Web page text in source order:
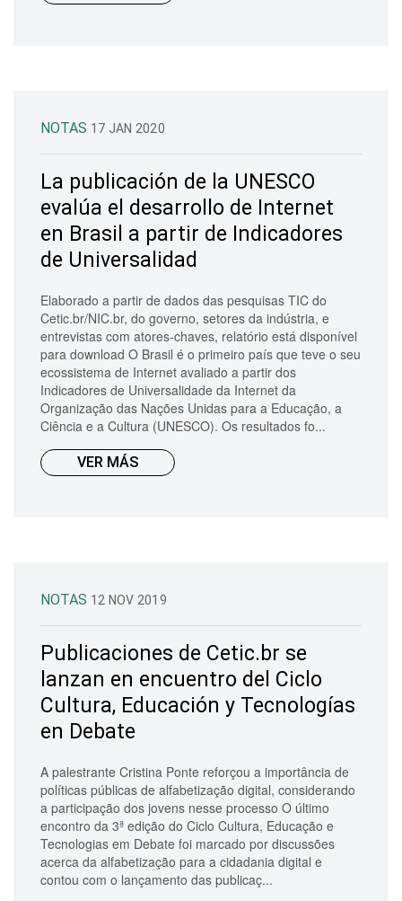
NOTAS 17 JAN 2020
La publicación de la UNESCO
evalúa el desarrollo de Internet
en Brasil a partir de Indicadores
de Universalidad
Elaborado a partir de dados das pesquisas TIC do
Cetic.br/NIC.br, do governo, setores da indústria, e
entrevistas com atores-chaves, relatório está disponível
para download O Brasil é o primeiro país que teve o seu
ecossistema de Internet avaliado a partir dos
Indicadores de Universalidade da Internet da
Organização das Nações Unidas para a Educação, a
Ciência e a Cultura (UNESCO). Os resultados fo...
VER MÁS
NOTAS 12 NOV 2019
Publicaciones de Cetic.br se
lanzan en encuentro del Ciclo
Cultura, Educación y Tecnologías
en Debate
A palestrante Cristina Ponte reforçou a importância de
políticas públicas de alfabetização digital, considerando
a participação dos jovens nesse processo O último
encontro da 3ª edição do Ciclo Cultura, Educação e
Tecnologias em Debate foi marcado por discussões
acerca da alfabetização para a cidadania digital e
contou com o lançamento das publicaç...